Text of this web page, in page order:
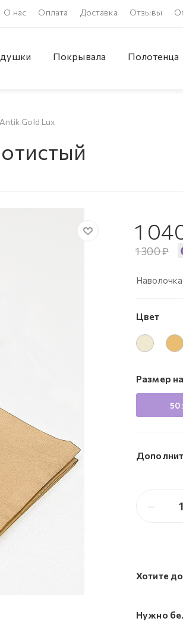
О нас Оплата Доставка Отзывы
Покрывала Полотенца
Gold Lux
1
1 300₽
Цвет
Размер
50
Хотите
Нужно